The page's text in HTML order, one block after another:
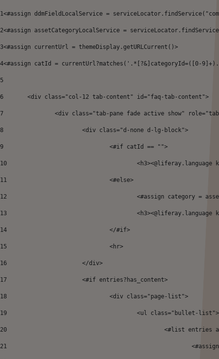
1<#assign ddmFieldLocalService =
2<#assign assetCategoryLocalService =
3<#assign currentUrl = themeDisplay.getURLCurrent()>
4<#assign catId =
5
6
	<div class="col-12 tab-content" id="faq-tab-content">
7
<div class="tab-pane fade active show"
8
			<div class="d-none d-lg-block">
9
				<#if catId == "">
10
11
				<#else>
12
<#assign category =
13
14
15
				<hr>
16
			</div>
17
			<#if entries?has_content>
18
				<div class="page-list">
19
<ul class="bullet-
20
<#list
21